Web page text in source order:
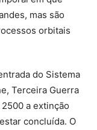
mas são
orbitais
do Sistema
Terceira Guerra
a extinção
concluída. O